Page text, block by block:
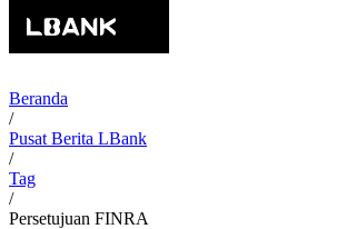
Beranda
/
Pusat Berita LBank
/
Tag
/
Persetujuan FINRA